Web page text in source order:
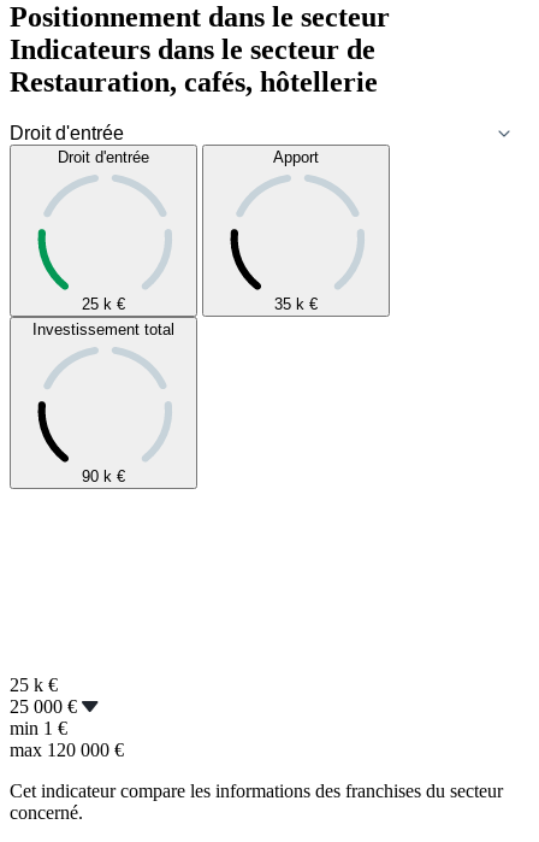
Positionnement dans le secteur
Indicateurs dans le secteur de
Restauration, cafés, hôtellerie
Droit d'entrée
25 k €
Apport
35 k €
Investissement total
90 k €
25 k €
25 000 €
min 1 €
max 120 000 €
Cet indicateur compare les informations des franchises du secteur
concerné.